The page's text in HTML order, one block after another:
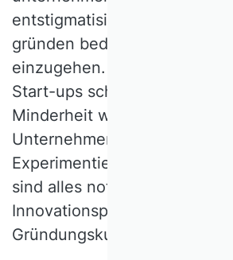
entstigmatisieren: Ein
gründen bedeutet immer
einzugehen. Die Mehrheit
Start-ups scheitert, nur eine
Minderheit wird einmal ein
Unternehmen – und das ist
Experimentieren,
sind alles notwendige Teile
Innovationsprozessen und
Gründungskultur.